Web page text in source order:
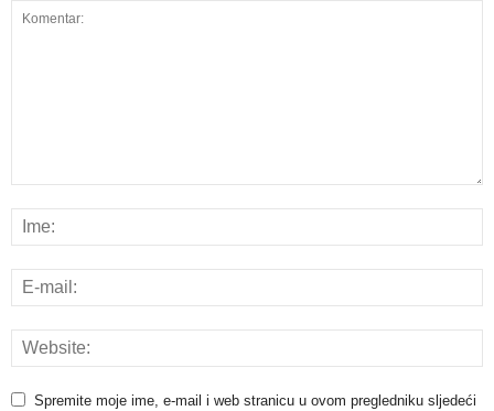
Spremite moje ime, e-mail i web stranicu u ovom pregledniku sljedeći